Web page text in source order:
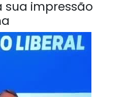
sua impressão